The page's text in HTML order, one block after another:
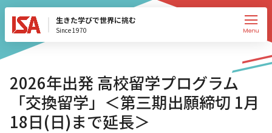
生きた学びで世界に挑む
Since 1970
2026年出発 高校留学プログラム
「交換留学」＜第三期出願締切 1月
18日(日)まで延長＞